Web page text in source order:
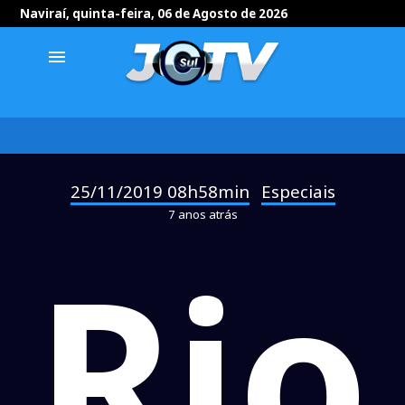
Naviraí, quinta-feira, 06 de Agosto de 2026
menu
25/11/2019 08h58min Especiais
7 anos atrás